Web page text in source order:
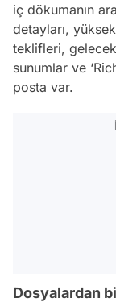
iç dökumanın
detayları,
teklifleri,
sunumlar ve
posta var.
Dosyalardan